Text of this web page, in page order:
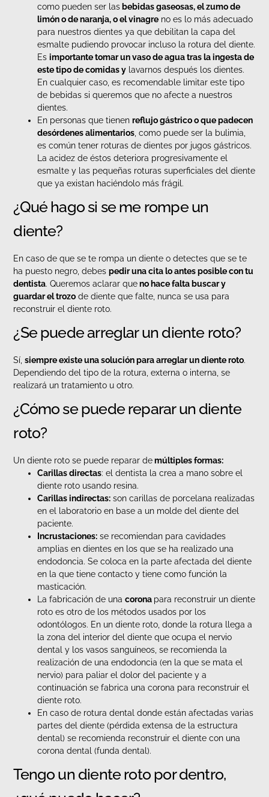
como pueden ser las bebidas gaseosas, el zumo de
limón o de naranja, o el vinagre no es lo más adecuado
para nuestros dientes ya que debilitan la capa del
esmalte pudiendo provocar incluso la rotura del diente.
Esimportante tomar un vaso de agua tras la ingesta de
este tipo de comidas y lavarnos después los dientes.
En cualquier caso, es recomendable limitar este tipo
de bebidas si queremos que no afecte a nuestros
dientes.
En personas que tienenreflujo gástrico o que padecen
desórdenes alimentarios , como puede ser la bulimia,
es común tener roturas de dientes por jugos gástricos.
La acidez de éstos deteriora progresivamente el
esmalte y las pequeñas roturas superficiales del diente
que ya existan haciéndolo más frágil.
¿Qué hago si se me rompe un
diente?
En caso de que se te rompa un diente o detectes que se te
ha puesto negro, debespedir una cita lo antes posible con tu
dentista. Queremos aclarar queno hace falta buscar y
guardar el trozo de diente que falte, nunca se usa para
reconstruir el diente roto.
¿Se puede arreglar un diente roto?
Sí,siempre existe una solución para arreglar un diente roto.
Dependiendo del tipo de la rotura, externa o interna, se
realizará un tratamiento u otro.
¿Cómo se puede reparar un diente
roto?
Un diente roto se puede reparar demúltiples formas:
Carillas directas: el dentista la crea a mano sobre el
diente roto usando resina.
Carillas indirectas: son carillas de porcelana realizadas
en el laboratorio en base a un molde del diente del
paciente.
Incrustaciones: se recomiendan para cavidades
amplias en dientes en los que se ha realizado una
endodoncia. Se coloca en la parte afectada del diente
en la que tiene contacto y tiene como función la
masticación.
La fabricación de unacorona para reconstruir un diente
roto es otro de los métodos usados por los
odontólogos. En un diente roto, donde la rotura llega a
la zona del interior del diente que ocupa el nervio
dental y los vasos sanguíneos, se recomienda la
realización de una endodoncia (en la que se mata el
nervio) para paliar el dolor del paciente y a
continuación se fabrica una corona para reconstruir el
diente roto.
En caso de rotura dental donde están afectadas varias
partes del diente (pérdida extensa de la estructura
dental) se recomienda reconstruir el diente con una
corona dental (funda dental).
Tengo un diente roto por dentro,